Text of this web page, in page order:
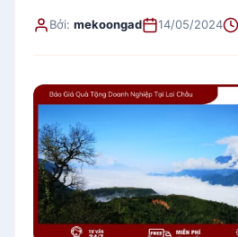
Bởi: mekoongad 14/05/2024